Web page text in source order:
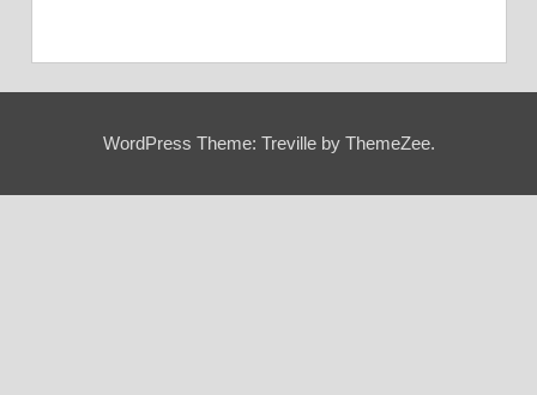
WordPress Theme: Treville by ThemeZee.